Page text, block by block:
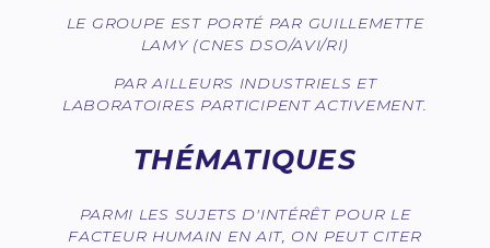
LE GROUPE EST PORTÉ PAR GUILLEMETTE
LAMY (CNES DSO/AVI/RI)
PAR AILLEURS INDUSTRIELS ET
LABORATOIRES PARTICIPENT ACTIVEMENT.
THÉMATIQUES
PARMI LES SUJETS D'INTÉRÊT POUR LE
FACTEUR HUMAIN EN AIT, ON PEUT CITER